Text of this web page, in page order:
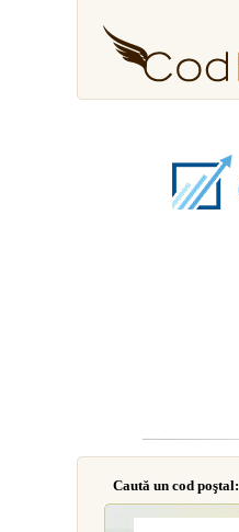
Caută un cod poştal: